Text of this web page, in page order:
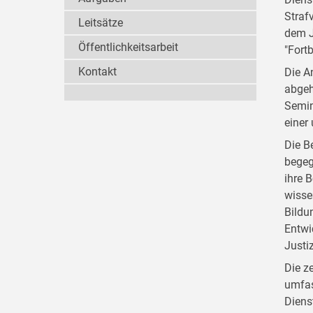
dem
Die
einer
Die
ihre
Die
Leitsätze
Öffentlichkeitsarbeit
Kontakt